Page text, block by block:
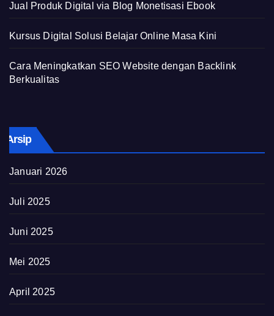
Jual Produk Digital via Blog Monetisasi Ebook
Kursus Digital Solusi Belajar Online Masa Kini
Cara Meningkatkan SEO Website dengan Backlink
Berkualitas
Arsip
Januari 2026
Juli 2025
Juni 2025
Mei 2025
April 2025